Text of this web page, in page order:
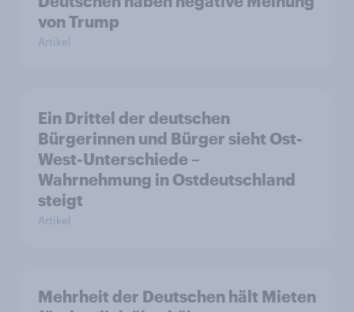
von Trump
Artikel
Ein Drittel der deutschen
Bürgerinnen und Bürger sieht Ost-
West-Unterschiede –
Wahrnehmung in Ostdeutschland
steigt
Artikel
Mehrheit der Deutschen hält Mieten